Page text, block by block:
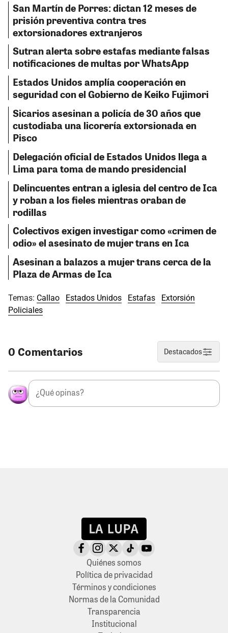
San Martín de Porres: dictan 12 meses de
prisión preventiva contra tres
extorsionadores extranjeros
Sutran alerta sobre estafas mediante falsas
notificaciones de multas por WhatsApp
Estados Unidos amplía cooperación en
seguridad con el Gobierno de Keiko Fujimori
Sicarios asesinan a policía de 30 años que
custodiaba una licorería extorsionada en
Pisco
Delegación oficial de Estados Unidos llega a
Lima para toma de mando presidencial
Delincuentes entran a iglesia del centro de Ica
y roban a los fieles mientras oraban de
rodillas
Colectivos exigen investigar como «crimen de
odio» el asesinato de mujer trans en Ica
Asesinan a balazos a mujer trans cerca de la
Plaza de Armas de Ica
Temas: Callao Estados Unidos Estafas
Extorsión
Policiales
0 Comentarios Destacados
Quiénes somos
Política de privacidad
Términos y condiciones
Normas de la Comunidad
Transparencia
Institucional